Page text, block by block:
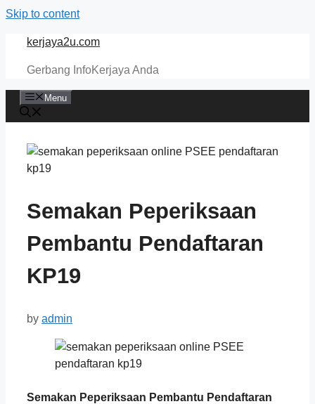
Skip to content
kerjaya2u.com
Gerbang InfoKerjaya Anda
Menu
Semakan Peperiksaan
Pembantu Pendaftaran
KP19
by admin
Semakan Peperiksaan Pembantu Pendaftaran